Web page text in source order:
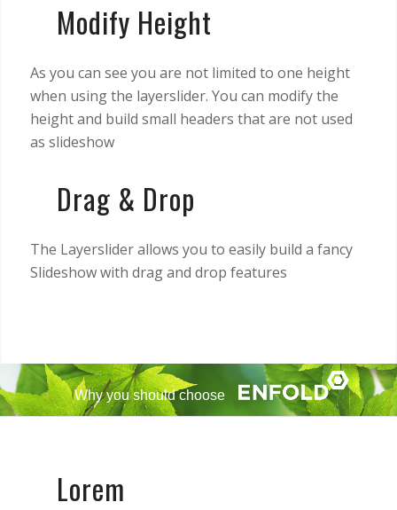
Modify Height
As you can see you are not limited to one height
when using the layerslider. You can modify the
height and build small headers that are not used
as slideshow
Drag & Drop
The Layerslider allows you to easily build a fancy
Slideshow with drag and drop features
Why you should choose
Lorem